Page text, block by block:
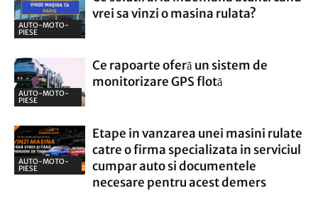
AUTO-MOTO-
PIESE
vrei sa vinzi o masina rulata?
AUTO-MOTO-
PIESE
Ce rapoarte oferă un sistem de
monitorizare GPS flotă
AUTO-MOTO-
PIESE
Etape in vanzarea unei masini rulate
catre o firma specializata in serviciul
cumpar auto si documentele
necesare pentru acest demers